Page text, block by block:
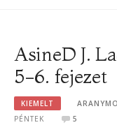
AsineD J.
5-6. fejezet
KIEMELT
PÉNTEK
5